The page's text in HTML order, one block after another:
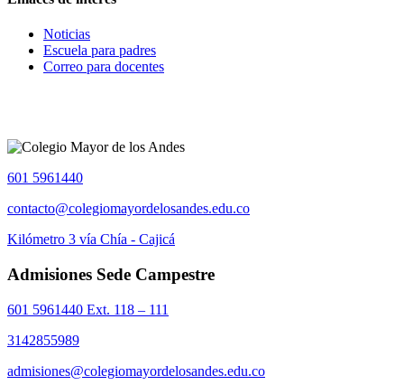
Noticias
Escuela para padres
Correo para docentes
601 5961440
contacto@colegiomayordelosandes.edu.co
Kilómetro 3 vía Chía - Cajicá
Admisiones Sede Campestre
601 5961440 Ext. 118 – 111
3142855989
admisiones@colegiomayordelosandes.edu.co